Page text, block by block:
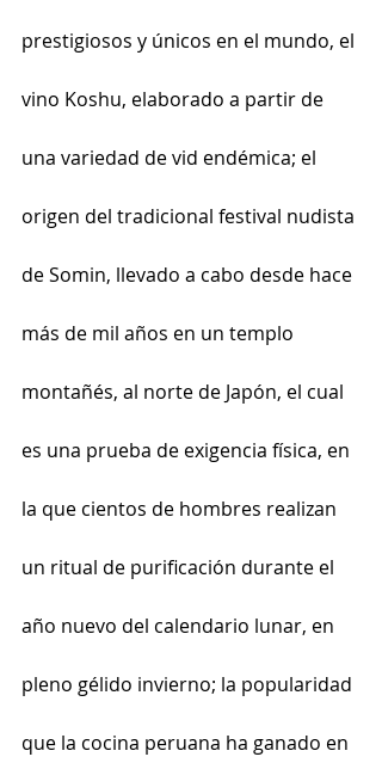
prestigiosos y únicos en el mundo, el
vino Koshu, elaborado a partir de
una variedad de vid endémica; el
origen del tradicional festival nudista
de Somin, llevado a cabo desde hace
más de mil años en un templo
montañés, al norte de Japón, el cual
es una prueba de exigencia física, en
la que cientos de hombres realizan
un ritual de purificación durante el
año nuevo del calendario lunar, en
pleno gélido invierno; la popularidad
que la cocina peruana ha ganado en